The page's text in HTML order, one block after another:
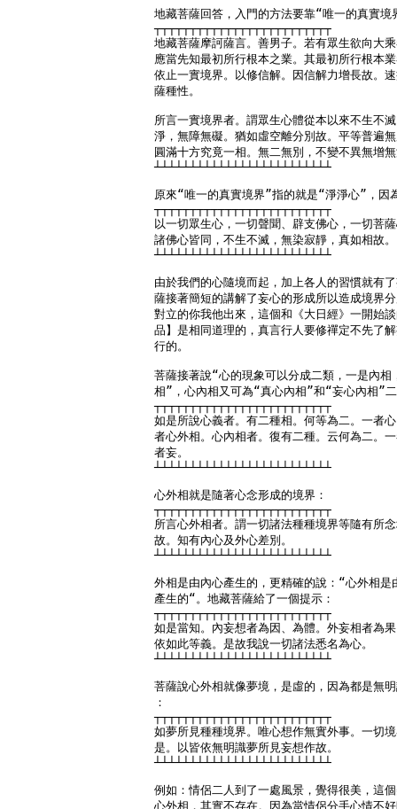
地藏菩薩回答，入門的方法要靠“唯一的真實境
┬┬┬┬┬┬┬┬┬┬┬┬┬┬┬┬┬┬┬┬┬┬┬┬┬
地藏菩薩摩訶薩言。善男子。若有眾生欲向大
應當先知最初所行根本之業。其最初所行根本
依止一實境界。以修信解。因信解力增長故。
薩種性。
所言一實境界者。謂眾生心體從本以來不生不
淨，無障無礙。猶如虛空離分別故。平等普遍
圓滿十方究竟一相。無二無別，不變不異無增
┴┴┴┴┴┴┴┴┴┴┴┴┴┴┴┴┴┴┴┴┴┴┴┴┴
原來“唯一的真實境界”指的就是“淨淨心”，因
┬┬┬┬┬┬┬┬┬┬┬┬┬┬┬┬┬┬┬┬┬┬┬┬┬
以一切眾生心，一切聲聞、辟支佛心，一切菩
諸佛心皆同，不生不滅，無染寂靜，真如相故。
┴┴┴┴┴┴┴┴┴┴┴┴┴┴┴┴┴┴┴┴┴┴┴┴┴
由於我們的心隨境而起，加上各人的習慣就有
薩接著簡短的講解了妄心的形成所以造成境界
對立的你我他出來，這個和《大日經》一開始
品】是相同道理的，真言行人要修禪定不先了
行的。
菩薩接著說“心的現象可以分成二類，一是內相
相”，心內相又可為“真心內相”和“妄心內相”
┬┬┬┬┬┬┬┬┬┬┬┬┬┬┬┬┬┬┬┬┬┬┬┬┬
如是所說心義者。有二種相。何等為二。一者
者心外相。心內相者。復有二種。云何為二。
者妄。
┴┴┴┴┴┴┴┴┴┴┴┴┴┴┴┴┴┴┴┴┴┴┴┴┴
心外相就是隨著心念形成的境界：
┬┬┬┬┬┬┬┬┬┬┬┬┬┬┬┬┬┬┬┬┬┬┬┬┬
所言心外相者。謂一切諸法種種境界等隨有所
故。知有內心及外心差別。
┴┴┴┴┴┴┴┴┴┴┴┴┴┴┴┴┴┴┴┴┴┴┴┴┴
外相是由內心產生的，更精確的說：“心外相是
產生的“。地藏菩薩給了一個提示：
┬┬┬┬┬┬┬┬┬┬┬┬┬┬┬┬┬┬┬┬┬┬┬┬┬
如是當知。內妄想者為因、為體。外妄相者為
依如此等義。是故我說一切諸法悉名為心。
┴┴┴┴┴┴┴┴┴┴┴┴┴┴┴┴┴┴┴┴┴┴┴┴┴
菩薩說心外相就像夢境，是虛的，因為都是無
：
┬┬┬┬┬┬┬┬┬┬┬┬┬┬┬┬┬┬┬┬┬┬┬┬┬
如夢所見種種境界。唯心想作無實外事。一切
是。以皆依無明識夢所見妄想作故。
┴┴┴┴┴┴┴┴┴┴┴┴┴┴┴┴┴┴┴┴┴┴┴┴┴
例如：情侶二人到了一處風景，覺得很美，這
心外相，其實不存在。因為當情侶分手心情不